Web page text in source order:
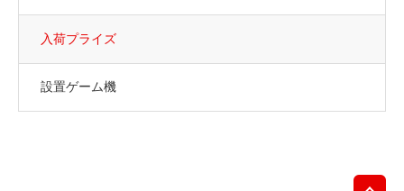
入荷プライズ
設置ゲーム機